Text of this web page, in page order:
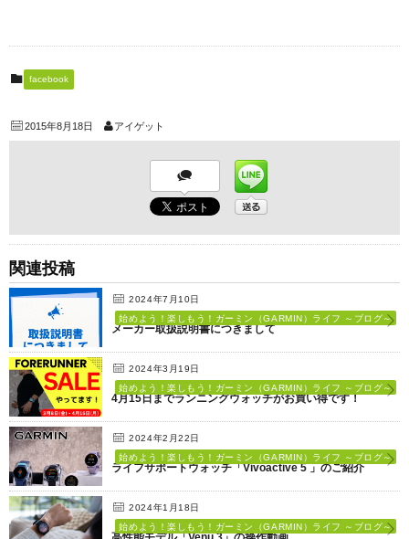
facebook
2015年8月18日 アイゲット
関連投稿
2024年7月10日
始めよう！楽しもう！ガーミン（GARMIN）ライフ ～ブログ～
メーカー取扱説明書につきまして
2024年3月19日
始めよう！楽しもう！ガーミン（GARMIN）ライフ ～ブログ～
4月15日までランニングウォッチがお買い得です！
2024年2月22日
始めよう！楽しもう！ガーミン（GARMIN）ライフ ～ブログ～
ライフサポートウォッチ「Vivoactive 5 」のご紹介
2024年1月18日
始めよう！楽しもう！ガーミン（GARMIN）ライフ ～ブログ～